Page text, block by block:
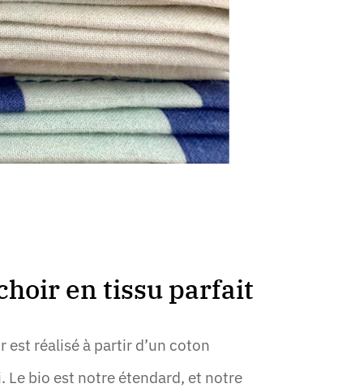
en tissu parfait
est réalisé à partir d’un coton
Le bio est notre étendard, et notre